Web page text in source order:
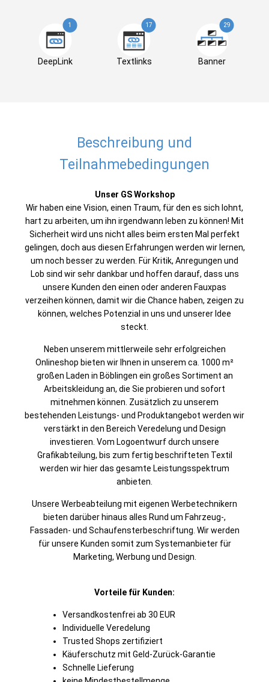
1
DeepLink
17
Textlinks
29
Banner
Beschreibung und
Teilnahmebedingungen
Unser GS Workshop
Wir haben eine Vision, einen Traum, für den es sich lohnt,
hart zu arbeiten, um ihn irgendwann leben zu können! Mit
Sicherheit wird uns nicht alles beim ersten Mal perfekt
gelingen, doch aus diesen Erfahrungen werden wir lernen,
um noch besser zu werden. Für Kritik, Anregungen und
Lob sind wir sehr dankbar und hoffen darauf, dass uns
unsere Kunden den einen oder anderen Fauxpas
verzeihen können, damit wir die Chance haben, zeigen zu
können, welches Potenzial in uns und unserer Idee
steckt.
Neben unserem mittlerweile sehr erfolgreichen
Onlineshop bieten wir Ihnen in unserem ca. 1000 m²
großen Laden in Böblingen ein großes Sortiment an
Arbeitskleidung an, die Sie probieren und sofort
mitnehmen können. Zusätzlich zu unserem
bestehenden Leistungs- und Produktangebot werden wir
verstärkt in den Bereich Veredelung und Design
investieren. Vom Logoentwurf durch unsere
Grafikabteilung, bis zum fertig beschrifteten Textil
werden wir hier das gesamte Leistungsspektrum
anbieten.
Unsere Werbeabteilung mit eigenen Werbetechnikern
bieten darüber hinaus alles Rund um Fahrzeug-,
Fassaden- und Schaufensterbeschriftung. Wir werden
für unsere Kunden somit zum Systemanbieter für
Marketing, Werbung und Design.
Vorteile für Kunden:
Versandkostenfrei ab 30 EUR
Individuelle Veredelung
Trusted Shops zertifiziert
Käuferschutz mit Geld-Zurück-Garantie
Schnelle Lieferung